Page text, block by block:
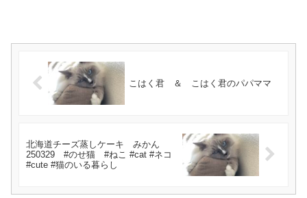
こはく君 ＆ こはく君のパパママ
北海道チーズ蒸しケーキ みかん
250329 #のせ猫 #ねこ #cat #ネコ
#cute #猫のいる暮らし